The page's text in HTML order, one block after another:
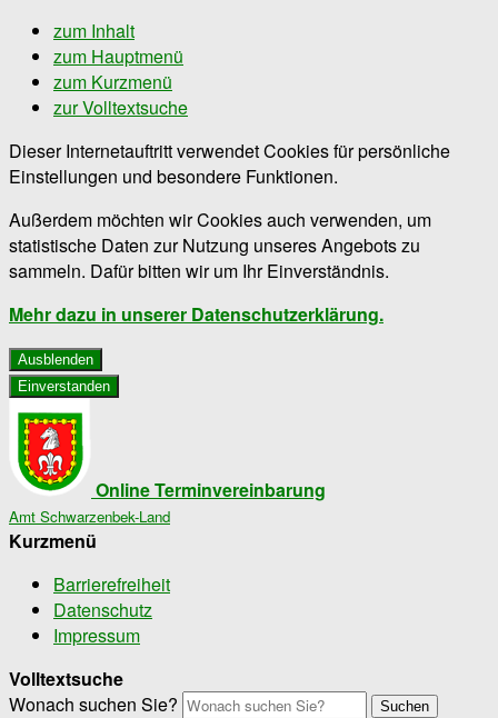
zum Inhalt
zum Hauptmenü
zum Kurzmenü
zur Volltextsuche
Dieser Internetauftritt verwendet Cookies für persönliche
Einstellungen und besondere Funktionen.
Außerdem möchten wir Cookies auch verwenden, um
statistische Daten zur Nutzung unseres Angebots zu
sammeln. Dafür bitten wir um Ihr Einverständnis.
Mehr dazu in unserer Datenschutzerklärung.
Ausblenden
Einverstanden
Online Terminvereinbarung
Amt Schwarzenbek-Land
Kurzmenü
Barrierefreiheit
Datenschutz
Impressum
Volltextsuche
Wonach suchen Sie?
Suchen